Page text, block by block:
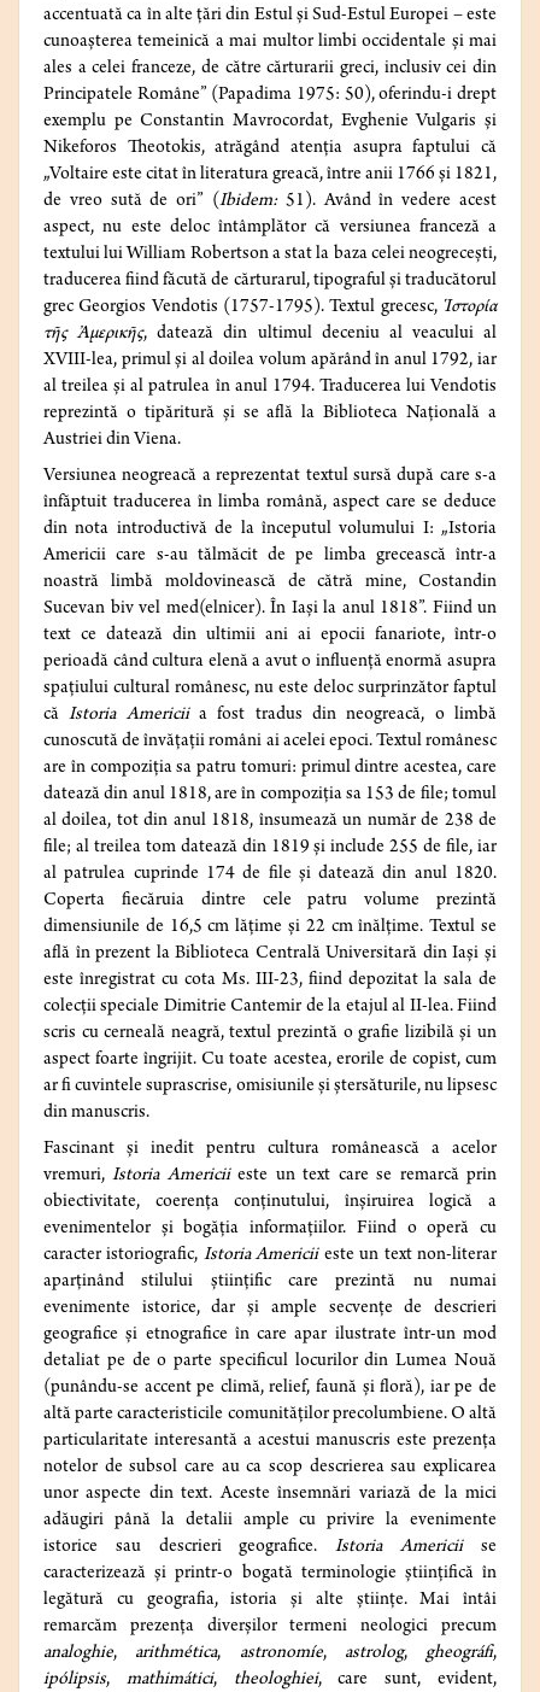
accentuată ca în alte țări din Estul și Sud-Estul Europei – este
cunoașterea temeinică a mai multor limbi occidentale și mai
ales a celei franceze, de către cărturarii greci, inclusiv cei din
Principatele Române” (Papadima 1975: 50), oferindu-i drept
exemplu pe Constantin Mavrocordat, Evghenie Vulgaris și
Nikeforos Theotokis, atrăgând atenția asupra faptului că
„Voltaire este citat în literatura greacă, între anii 1766 și 1821,
de vreo sută de ori” (Ibidem:51). Având în vedere acest
aspect, nu este deloc întâmplător că versiunea franceză a
textului lui William Robertson a stat la baza celei neogrecești,
traducerea fiind făcută de cărturarul, tipograful și traducătorul
grec Georgios Vendotis (1757-1795). Textul grecesc, Ἱστορία
τῆς Ἀμερικῆς, datează din ultimul deceniu al veacului al
XVIII-lea, primul și al doilea volum apărând în anul 1792, iar
al treilea și al patrulea în anul 1794. Traducerea lui Vendotis
reprezintă o tipăritură și se află la Biblioteca Națională a
Austriei din Viena.
Versiunea neogreacă a reprezentat textul sursă după care s-a
înfăptuit traducerea în limba română, aspect care se deduce
din nota introductivă de la începutul volumului I: „Istoria
Americii care s-au tălmăcit de pe limba grecească într-a
noastră limbă moldovinească de cătră mine, Costandin
Sucevan biv vel med(elnicer). În Iași la anul 1818”. Fiind un
text ce datează din ultimii ani ai epocii fanariote, într-o
perioadă când cultura elenă a avut o influență enormă asupra
spațiului cultural românesc, nu este deloc surprinzător faptul
căIstoria Americiia fost tradus din neogreacă, o limbă
cunoscută de învățații români ai acelei epoci. Textul românesc
are în compoziția sa patru tomuri: primul dintre acestea, care
datează din anul 1818, are în compoziția sa 153 de file; tomul
al doilea, tot din anul 1818, însumează un număr de 238 de
file; al treilea tom datează din 1819 și include 255 de file, iar
al patrulea cuprinde 174 de file și datează din anul 1820.
Coperta fiecăruia dintre cele patru volume prezintă
dimensiunile de 16,5 cm lățime și 22 cm înălțime. Textul se
află în prezent la Biblioteca Centrală Universitară din Iași și
este înregistrat cu cota Ms. III-23, fiind depozitat la sala de
colecții speciale Dimitrie Cantemir de la etajul al II-lea. Fiind
scris cu cerneală neagră, textul prezintă o grafie lizibilă și un
aspect foarte îngrijit. Cu toate acestea, erorile de copist, cum
ar fi cuvintele suprascrise, omisiunile și ștersăturile, nu lipsesc
din manuscris.
Fascinant și inedit pentru cultura românească a acelor
vremuri,Istoria Americiieste un text care se remarcă prin
obiectivitate, coerența conținutului, înșiruirea logică a
evenimentelor și bogăția informațiilor. Fiind o operă cu
caracter istoriografic, Istoria Americiieste un text non‑literar
aparținând stilului științific care prezintă nu numai
evenimente istorice, dar și ample secvențe de descrieri
geografice și etnografice în care apar ilustrate într-un mod
detaliat pe de o parte specificul locurilor din Lumea Nouă
(punându-se accent pe climă, relief, faună și floră), iar pe de
altă parte caracteristicile comunităților precolumbiene. O altă
particularitate interesantă a acestui manuscris este prezența
notelor de subsol care au ca scop descrierea sau explicarea
unor aspecte din text. Aceste însemnări variază de la mici
adăugiri până la detalii ample cu privire la evenimente
istorice sau descrieri geografice.Istoria Americiise
caracterizează și printr-o bogată terminologie științifică în
legătură cu geografia, istoria și alte științe. Mai întâi
remarcăm prezența diverșilor termeni neologici precum
analoghie, arithmética, astronomíe, astrolog, gheográfi,
ipólipsis, mathimátici, theologhiei, care sunt, evident,